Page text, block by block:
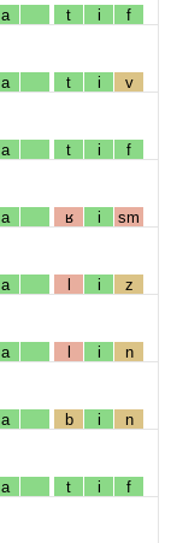
a t i f
a t i v
a t i f
a ʁ i sm
a l i z
a l i n
a b i n
a t i f